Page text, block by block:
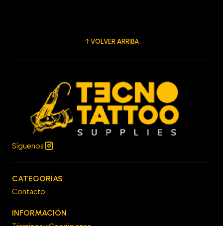
VOLVER ARRIBA
Síguenos
CATEGORÍAS
Contacto
INFORMACIÓN